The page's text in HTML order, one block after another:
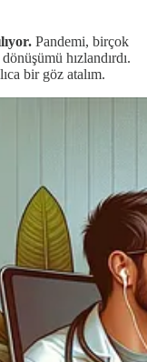
Pandemi, birçok
hızlandırdı.
bir göz atalım.